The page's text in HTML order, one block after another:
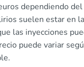
dependiendo
suelen estar en
las inyecciones
puede variar